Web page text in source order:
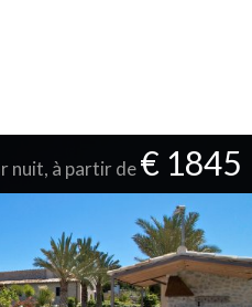
nuit, à partir de€ 1845